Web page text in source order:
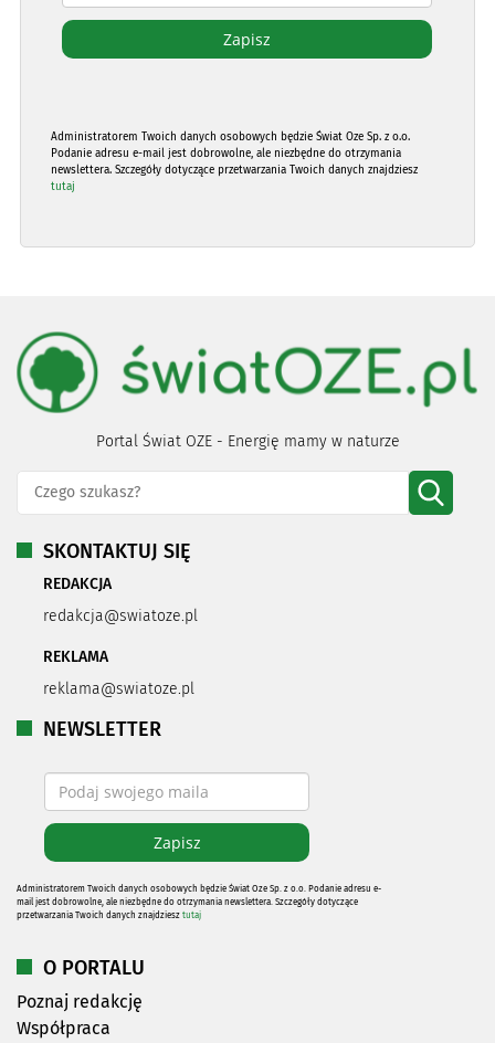
Administratorem Twoich danych osobowych będzie Świat Oze Sp. z o.o.
Podanie adresu e-mail jest dobrowolne, ale niezbędne do otrzymania
newslettera. Szczegóły dotyczące przetwarzania Twoich danych znajdziesz
tutaj
Portal Świat OZE - Energię mamy w naturze
SKONTAKTUJ SIĘ
REDAKCJA
redakcja@swiatoze.pl
REKLAMA
reklama@swiatoze.pl
NEWSLETTER
Administratorem Twoich danych osobowych będzie Świat Oze Sp. z o.o. Podanie adresu e-
mail jest dobrowolne, ale niezbędne do otrzymania newslettera. Szczegóły dotyczące
przetwarzania Twoich danych znajdziesz tutaj
O PORTALU
Poznaj redakcję
Współpraca